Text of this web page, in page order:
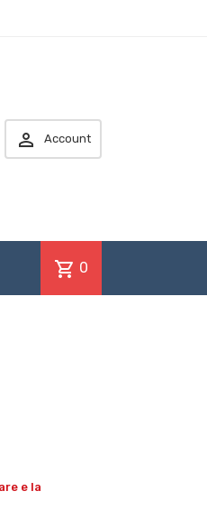
 Account
shopping_cart 0
e la